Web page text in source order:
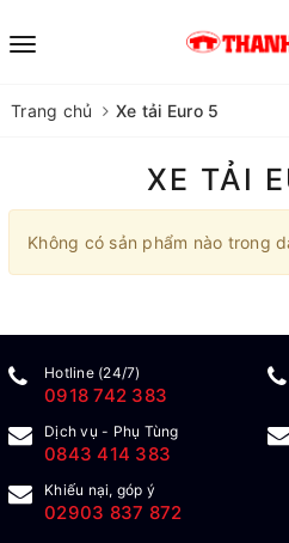
Trang chủ Xe tải Euro 5
XE TẢI
Không có sản phẩm nào trong
Hotline (24/7)
0918 742 383
Dịch vụ - Phụ Tùng
0843 414 383
Khiếu nại, góp ý
02903 837 872